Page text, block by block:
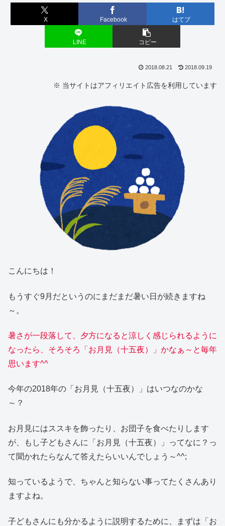
X Facebook はてブ
LINE コピー
2018.08.21 2018.09.19
※ 当サイトはアフィリエイト広告を利用しています
こんにちは！
もうすぐ9月だというのにまだまだ暑い日が続きますね
～。
暑さが一段落して、夕方になると涼しく感じられるように
なったら、そろそろ「お月見（十五夜）」かなぁ～と毎年
思います^^
今年の2018年の「お月見（十五夜）」はいつなのかな
～？
お月見にはススキを飾ったり、お団子を食べたりします
が、もし子どもさんに「お月見（十五夜）」ってなに？っ
て聞かれたらなんて答えたらいいんでしょう～^^;
知っているようで、ちゃんと知らない事ってたくさんあり
ますよね。
子どもさんにも分かるように説明するために、まずは「お